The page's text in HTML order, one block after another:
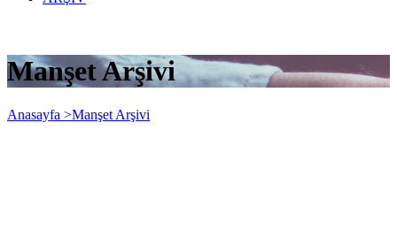
Manşet Arşivi
Anasayfa >Manşet Arşivi